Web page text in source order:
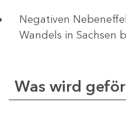
Negativen
Wandels in Sachsen
Was wird